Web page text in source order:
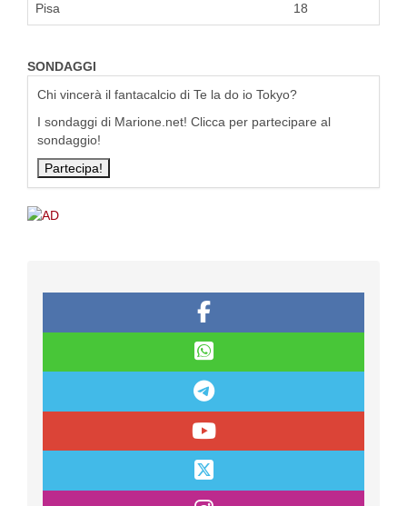
Pisa 18
SONDAGGI
Chi vincerà il fantacalcio di Te la do io Tokyo?
I sondaggi di Marione.net! Clicca per partecipare al
sondaggio!